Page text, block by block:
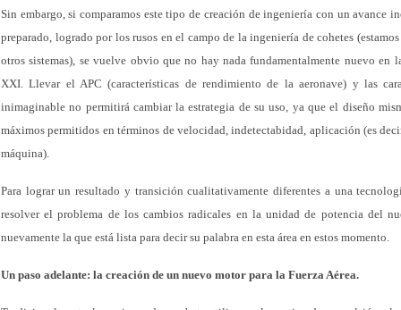
Sin embargo, si comparamos este tipo de creación de ingeniería con un avance
preparado, logrado por los rusos en el campo de la ingeniería de cohetes
otros sistemas), se vuelve obvio que no hay nada fundamentalmente nuevo en
XXI. Llevar el APC (características de rendimiento de la aeronave) y las
inimaginable no permitirá cambiar la estrategia de su uso, ya que el diseño
máximos permitidos en términos de velocidad, indetectabidad, aplicación (es
máquina).
Para lograr un resultado y transición cualitativamente diferentes a una
resolver el problema de los cambios radicales en la unidad de potencia del
nuevamente la que está lista para decir su palabra en esta área en estos momento.
Un paso adelante: la creación de un nuevo motor para la Fuerza Aérea.